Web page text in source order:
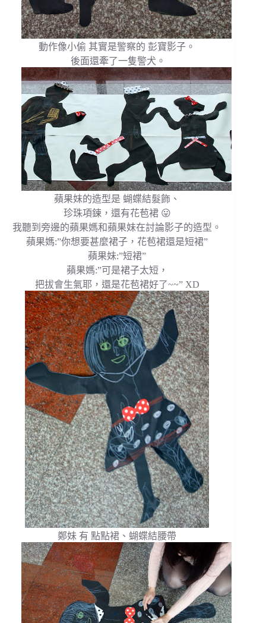
動作像小偷 其實是警察的 彭寶影子。
後面還牽了一隻警犬。
蘋果妹的造型是 蝴蝶結髮飾、
珍珠項鍊，還有花苞裙 😛
我聽到旁邊的蘋果媽和蘋果妹在討論影子的造型。
蘋果媽:”你想要甚麼裙子，花苞裙還是短裙”
蘋果妹:”短裙”
蘋果媽:”可是裙子太短，
把拔會生氣耶，還是花苞裙好了~~” XD
鄭妹 有 點點裙、蝴蝶結腰帶